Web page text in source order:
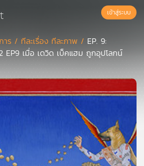
เข้าสู่ระบบ
าร / ทีละเรื่อง ทีละภาพ / EP. 9:
EP9 เมื่อ เดวิด เบ็คแฮม ถูกอุปโลกน์